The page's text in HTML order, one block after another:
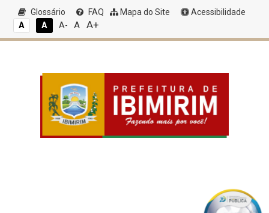
Glossário FAQ Mapa do Site
Acessibilidade
A
A A- A A+